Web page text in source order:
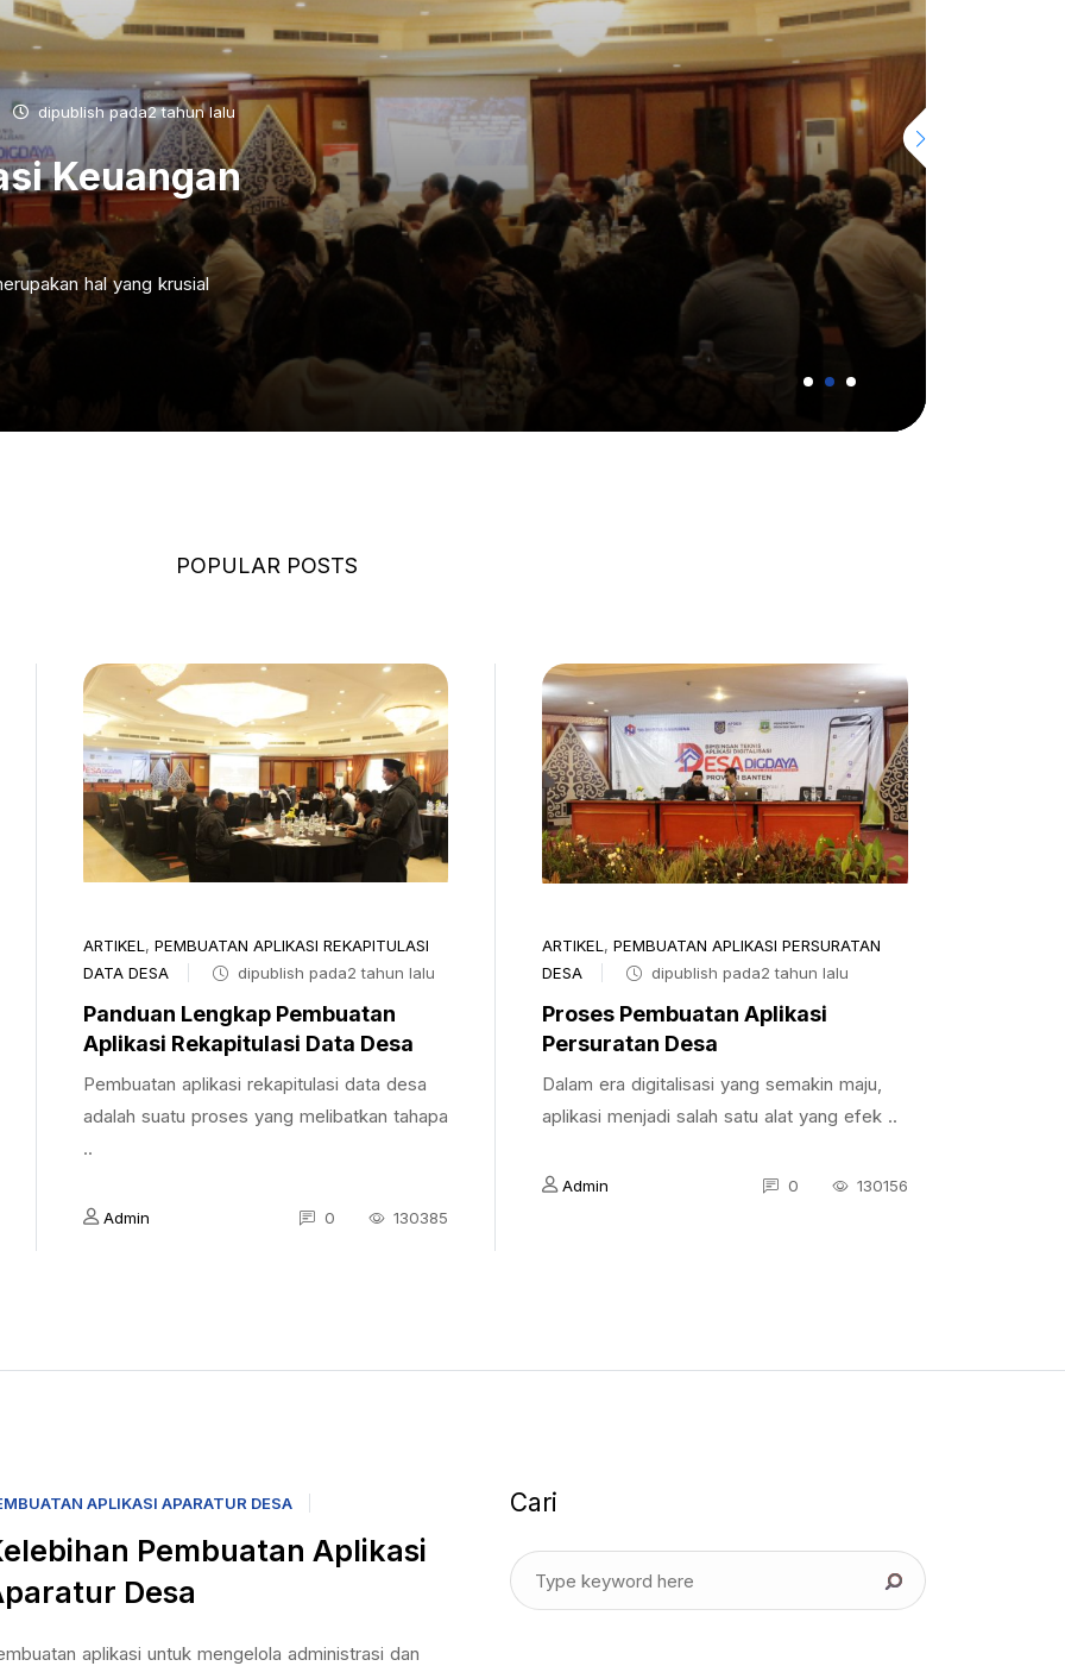
dipublish pada2 tahun lalu
Keuangan
hal yang krusial
POPULAR POSTS
ARTIKEL , PEMBUATAN APLIKASI REKAPITULASI
DATA DESA
dipublish pada2 tahun lalu
Panduan Lengkap Pembuatan
Aplikasi Rekapitulasi Data Desa
Pembuatan aplikasi rekapitulasi data desa
adalah suatu proses yang melibatkan tahapa
..
Admin 0 130385
ARTIKEL , PEMBUATAN APLIKASI PERSURATAN
DESA
dipublish pada2 tahun lalu
Proses Pembuatan Aplikasi
Persuratan Desa
Dalam era digitalisasi yang semakin maju,
aplikasi menjadi salah satu alat yang efek ..
Admin 0 130156
APLIKASI APARATUR DESA
Pembuatan Aplikasi
Desa
aplikasi untuk mengelola administrasi dan
Cari